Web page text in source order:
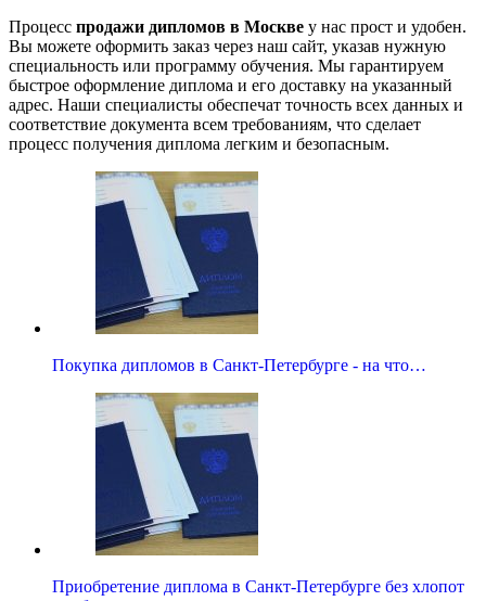
Процесс продажи дипломов в Москве у нас прост и удобен.
Вы можете оформить заказ через наш сайт, указав нужную
специальность или программу обучения. Мы гарантируем
быстрое оформление диплома и его доставку на указанный
адрес. Наши специалисты обеспечат точность всех данных и
соответствие документа всем требованиям, что сделает
процесс получения диплома легким и безопасным.
Покупка дипломов в Санкт-Петербурге - на что…
Приобретение диплома в Санкт-Петербурге без хлопот